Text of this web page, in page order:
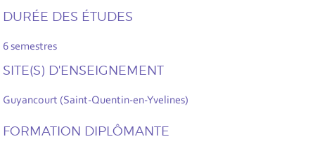
DURÉE DES ÉTUDES
6 semestres
SITE(S) D'ENSEIGNEMENT
Guyancourt (Saint-Quentin-en-Yvelines)
FORMATION DIPLÔMANTE